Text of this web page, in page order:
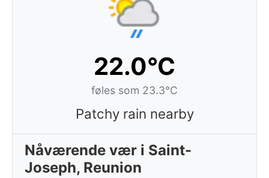
22.0°C
føles som 23.3°C
Patchy rain nearby
Nåværende vær i Saint-
Joseph, Reunion